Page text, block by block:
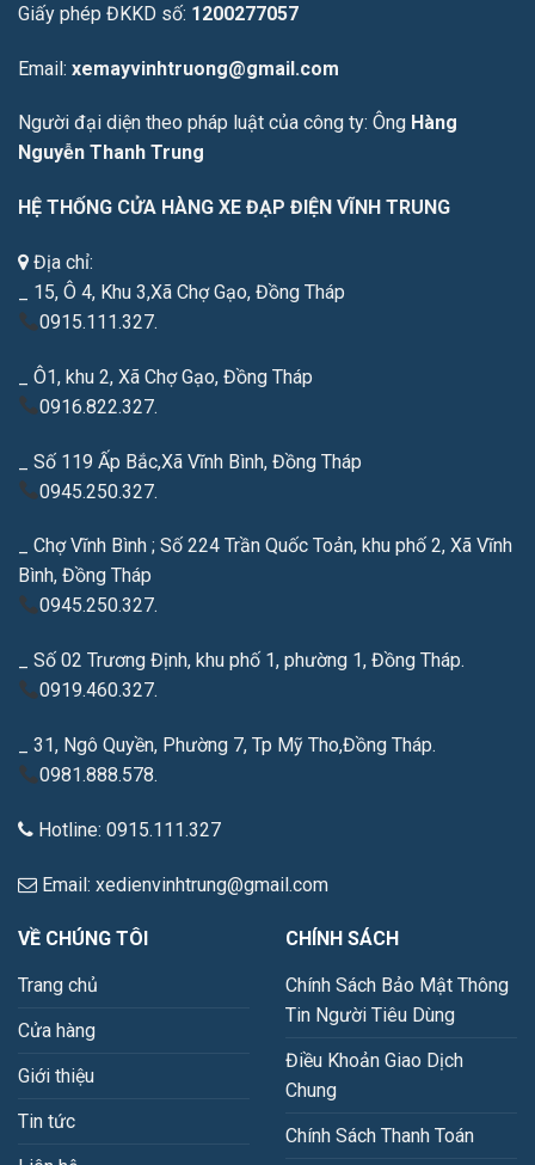
Giấy phép ĐKKD số: 1200277057
Email: xemayvinhtruong@gmail.com
Người đại diện theo pháp luật của công ty: Ông Hàng
Nguyễn Thanh Trung
HỆ THỐNG CỬA HÀNG XE ĐẠP ĐIỆN VĨNH TRUNG
Địa chỉ:
_ 15, Ô 4, Khu 3,Xã Chợ Gạo, Đồng Tháp
0915.111.327.
_ Ô1, khu 2, Xã Chợ Gạo, Đồng Tháp
0916.822.327.
_ Số 119 Ấp Bắc,Xã Vĩnh Bình, Đồng Tháp
0945.250.327.
_ Chợ Vĩnh Bình ; Số 224 Trần Quốc Toản, khu phố 2, Xã Vĩnh
Bình, Đồng Tháp
0945.250.327.
_ Số 02 Trương Định, khu phố 1, phường 1, Đồng Tháp.
0919.460.327.
_ 31, Ngô Quyền, Phường 7, Tp Mỹ Tho,Đồng Tháp.
0981.888.578.
Hotline: 0915.111.327
Email: xedienvinhtrung@gmail.com
VỀ CHÚNG TÔI
Trang chủ
Cửa hàng
Giới thiệu
Tin tức
CHÍNH SÁCH
Chính Sách Bảo Mật Thông
Tin Người Tiêu Dùng
Điều Khoản Giao Dịch
Chung
Chính Sách Thanh Toán